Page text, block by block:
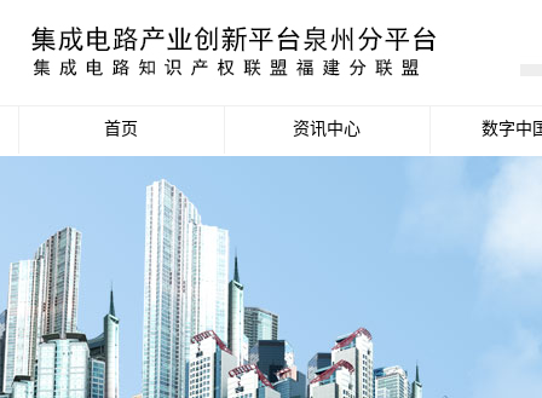
首页 资讯中心
数据统计分析
数字中